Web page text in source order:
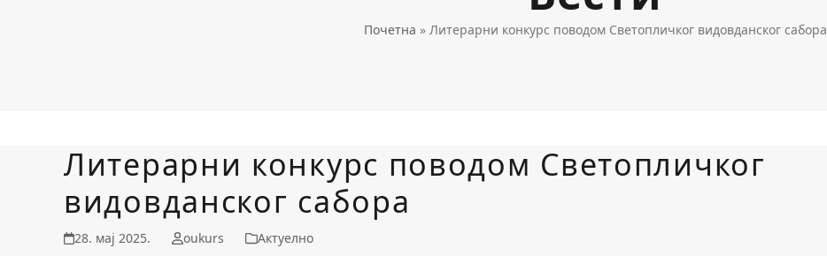
Почетна » Литерарни конкурс поводом Светопличког видовданског сабора
Литерарни конкурс поводом Светопличког
видовданског сабора
28. мај 2025. oukurs Актуелно